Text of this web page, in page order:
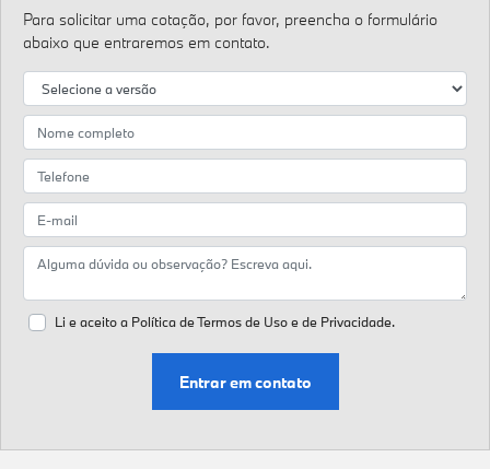
Para solicitar uma cotação, por favor, preencha o formulário
abaixo que entraremos em contato.
Li e aceito a Política de Termos de Uso e de Privacidade.
Entrar em contato